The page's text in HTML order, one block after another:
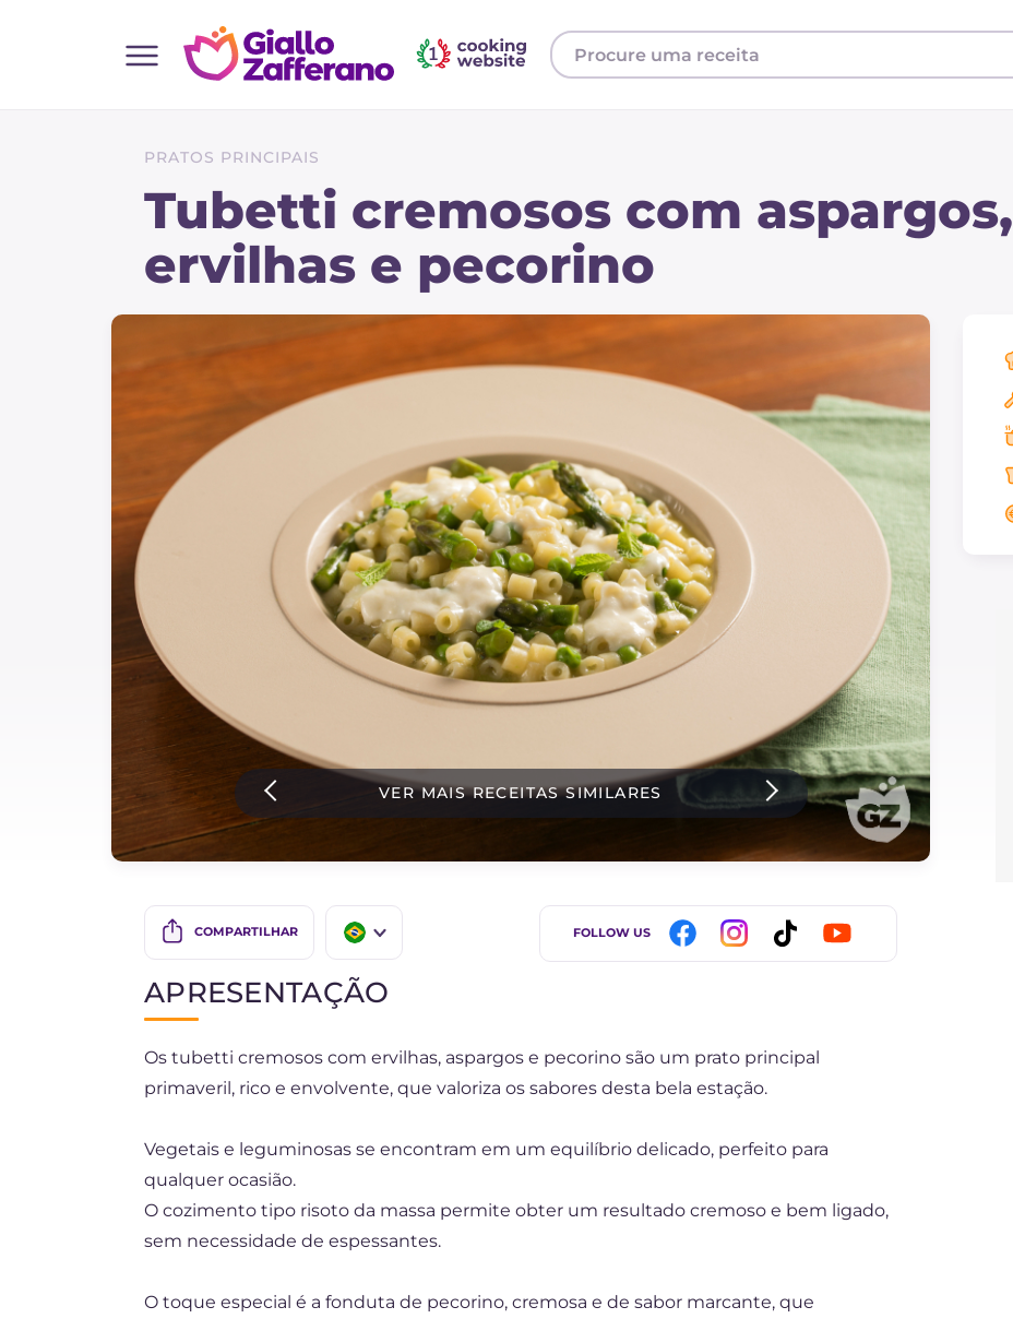
Todas as receitas
Pratos principais
Acompanhamentos
Bolos e panificacao
Ultimas receitas
IT Website
Instagram
YouTube
PRATOS PRINCIPAIS
Tubetti cremosos com aspargos,
ervilhas e pecorino
VER MAIS RECEITAS SIMILARES
COMPARTILHAR
DE
FR
FOLLOW US
APRESENTAÇÃO
Os tubetti cremosos com ervilhas, aspargos e pecorino são um prato principal
primaveril, rico e envolvente, que valoriza os sabores desta bela estação.
Vegetais e leguminosas se encontram em um equilíbrio delicado, perfeito para
qualquer ocasião.
O cozimento tipo risoto da massa permite obter um resultado cremoso e bem ligado,
sem necessidade de espessantes.
O toque especial é a fonduta de pecorino, cremosa e de sabor marcante, que